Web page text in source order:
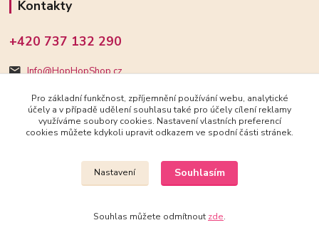
Kontakty
+420 737 132 290
Info@HopHopShop.cz
Upravit sběr cookies.
2018-2025 HopHopShop.cz
Pro základní funkčnost, zpříjemnění používání webu, analytické
účely a v případě udělení souhlasu také pro účely cílení reklamy
využíváme soubory cookies. Nastavení vlastních preferencí
cookies můžete kdykoli upravit odkazem ve spodní části stránek.
Nastavení Souhlasím
Souhlas můžete odmítnout zde.